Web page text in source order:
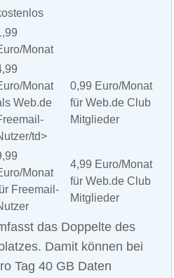
Monat
Monat
Web.de
td>
0,99 Euro/Monat
für Web.de Club
Mitglieder
Monat
Freemail-
4,99 Euro/Monat
für Web.de Club
Mitglieder
das Doppelte des
Damit können bei
Tag 40 GB Daten